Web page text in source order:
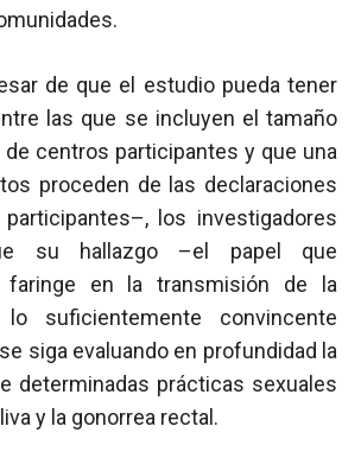
de que el estudio pueda tener
las que se incluyen el tamaño
centros participantes y que una
proceden de las declaraciones
los investigadores
su hallazgo –el papel que
faringe en la transmisión de la
suficientemente convincente
siga evaluando en profundidad la
determinadas prácticas sexuales
y la gonorrea rectal.